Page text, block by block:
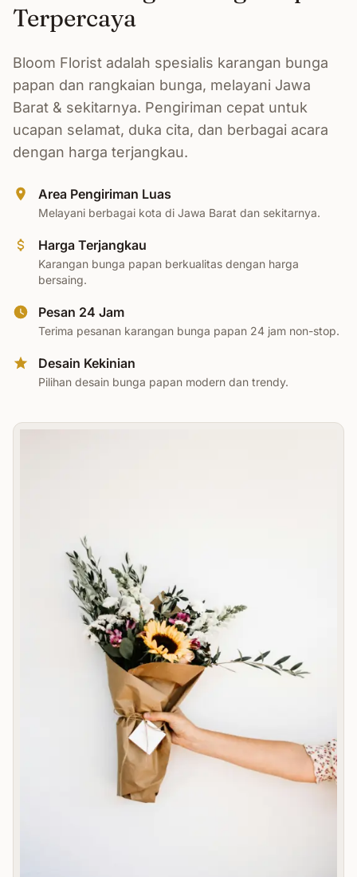
Terpercaya
Bloom Florist adalah spesialis karangan bunga
papan dan rangkaian bunga, melayani Jawa
Barat & sekitarnya. Pengiriman cepat untuk
ucapan selamat, duka cita, dan berbagai acara
dengan harga terjangkau.
Area Pengiriman Luas
Melayani berbagai kota di Jawa Barat dan sekitarnya.
Harga Terjangkau
Karangan bunga papan berkualitas dengan harga
bersaing.
Pesan 24 Jam
Terima pesanan karangan bunga papan 24 jam non-stop.
Desain Kekinian
Pilihan desain bunga papan modern dan trendy.